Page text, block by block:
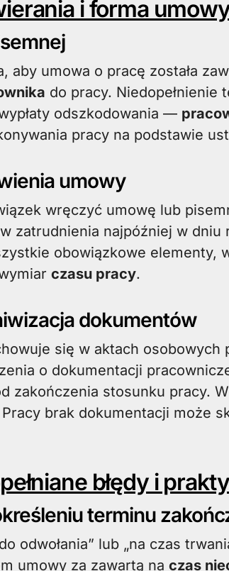
i forma
aby umowa o pracę została
do pracy. Niedopełnienie
odszkodowania —
pracy na podstawie
umowy
wręczyć umowę lub
zatrudnienia najpóźniej w dniu
obowiązkowe elementy,
czasu pracy.
dokumentów
się w aktach osobowych
o dokumentacji
zakończenia stosunku pracy.
brak dokumentacji może
błędy i
terminu
odwołania” lub „na czas
umowy za zawartą na czas